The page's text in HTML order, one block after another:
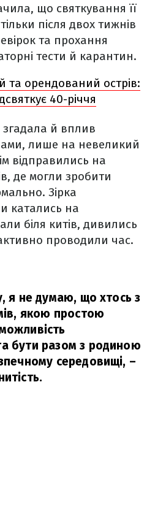
що святкування її
після двох тижнів
та прохання
тести й карантин.
та орендований острів:
40-річчя
згадала й вплив
лише на невеликий
відправились на
де могли зробити
Зірка
катались на
біля китів, дивились
проводили час.
я не думаю, що хтось з
якою простою
бути разом з родиною
середовищі, –